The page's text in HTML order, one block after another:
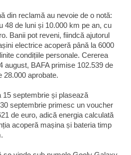
din reclamă au nevoie de o notă:
48 de luni și 10.000 km pe an, cu
Banii pot reveni, fiindcă ajutorul
electrice acoperă până la 6000
condițiile personale. Cererea
august, BAFA primise 102.539 de
28.000 aprobate.
septembrie și plasează
septembrie primesc un voucher
de euro, adică energia calculată
acoperă mașina și bateria timp